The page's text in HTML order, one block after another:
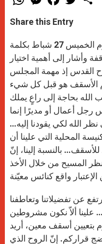
h
t
s
p
p
e
s
e
g
e
r
a
e
b
o
k
w
Share this Entry
توجّه البابا فرنسيس صباح يوم الخميس 27 شباط بكلمة
وأشار إلى أهمية اختيار
القدس إذ مهمة المجلس
الأسقف هو قبل كل شيء
الله بحاجة إلى راعٍ يملك
رجل أعمال أو مديرًا إنما
الله لكي يقودنا إليه…
المحلية التي علينا أن
للأسقف… بالنسبة إلينا، إنّ
المسيح من خلال الأخذ
عن تفضيلاتنا وتعاطفنا
علينا ألاّ نكون مشروطين
بتعيين أسقف معين، أريد
قراركم. إنّ الروح الذي